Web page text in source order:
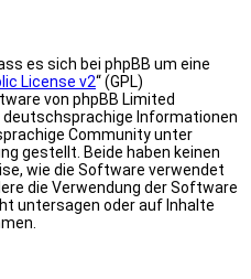
es sich bei phpBB um eine
License v2“ (GPL)
von phpBB Limited
deutschsprachige Informationen
Community unter
gestellt. Beide haben keinen
wie die Software verwendet
die Verwendung der Software
untersagen oder auf Inhalte